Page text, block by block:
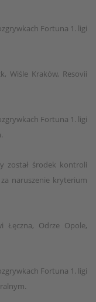
Fortuna 1. ligi
Wiśle Kraków, Resovii
Fortuna 1. ligi
został środek kontroli
naruszenie kryterium
Łęczna, Odrze Opole,
Fortuna 1. ligi